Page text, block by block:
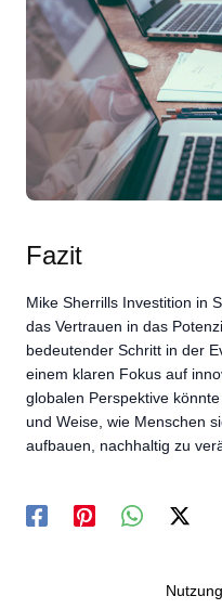
Fazit
Mike Sherrills Investition in
das Vertrauen in das
bedeutender Schritt in der
einem klaren Fokus auf
globalen Perspektive
und Weise, wie Menschen
aufbauen, nachhaltig zu